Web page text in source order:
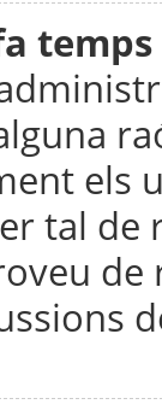
els
tal de